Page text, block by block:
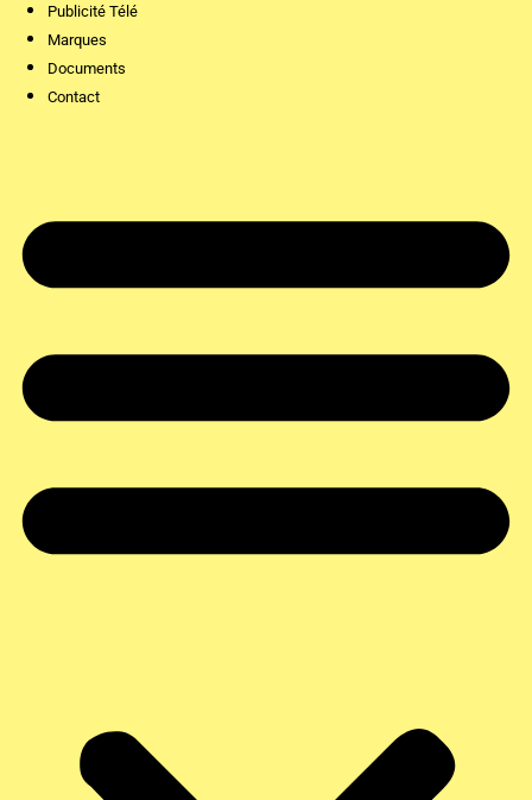
Publicité Télé
Marques
Documents
Contact